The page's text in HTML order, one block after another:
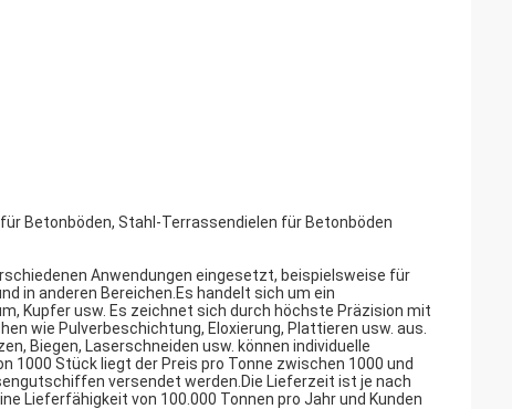
Betonböden, Stahl-Terrassendielen für Betonböden
Anwendungen eingesetzt, beispielsweise für
in anderen Bereichen.Es handelt sich um ein
Kupfer usw. Es zeichnet sich durch höchste Präzision mit
wie Pulverbeschichtung, Eloxierung, Plattieren usw. aus.
Biegen, Laserschneiden usw. können individuelle
1000 Stück liegt der Preis pro Tonne zwischen 1000 und
versendet werden.Die Lieferzeit ist je nach
Lieferfähigkeit von 100.000 Tonnen pro Jahr und Kunden